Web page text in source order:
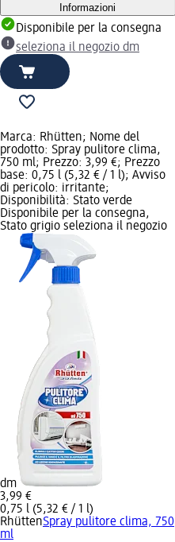
Informazioni
Disponibile per la consegna
seleziona il negozio dm
Marca: Rhütten; Nome del
prodotto: Spray pulitore clima,
750 ml; Prezzo: 3,99 €; Prezzo
base: 0,75 l (5,32 € / 1 l); Avviso
di pericolo: irritante;
Disponibilità: Stato verde
Disponibile per la consegna,
Stato grigio seleziona il negozio
dm
3,99 €
0,75 l (5,32 € / 1 l)
RhüttenSpray pulitore clima, 750
ml